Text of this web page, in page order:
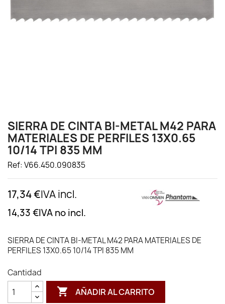
SIERRA DE CINTA BI-METAL M42 PARA
MATERIALES DE PERFILES 13X0.65
10/14 TPI 835 MM
Ref: V66.450.090835
17,34 €IVA incl.
14,33 €IVA no incl.
SIERRA DE CINTA BI-METAL M42 PARA MATERIALES DE
PERFILES 13X0.65 10/14 TPI 835 MM
Cantidad
 AÑADIR AL CARRITO